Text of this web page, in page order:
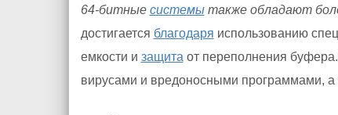
64-битные системытакже обладают
достигается благодаря использованию
емкости и защита от переполнения
вирусами и вредоносными программами, а